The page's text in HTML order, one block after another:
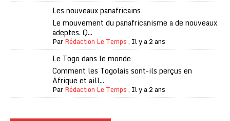
Les nouveaux panafricains
Le mouvement du panafricanisme a de nouveaux
adeptes. Q...
ParRédaction Le Temps, Il y a 2 ans
Le Togo dans le monde
Comment les Togolais sont-ils perçus en
Afrique et aill...
ParRédaction Le Temps, Il y a 2 ans